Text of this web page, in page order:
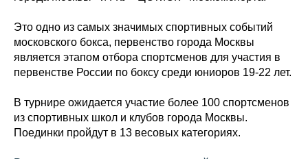
Это одно из самых значимых спортивных событий
московского бокса, первенство города Москвы
является этапом отбора спортсменов для участия в
первенстве России по боксу среди юниоров 19-22 лет.
В турнире ожидается участие более 100 спортсменов
из спортивных школ и клубов города Москвы.
Поединки пройдут в 13 весовых категориях.